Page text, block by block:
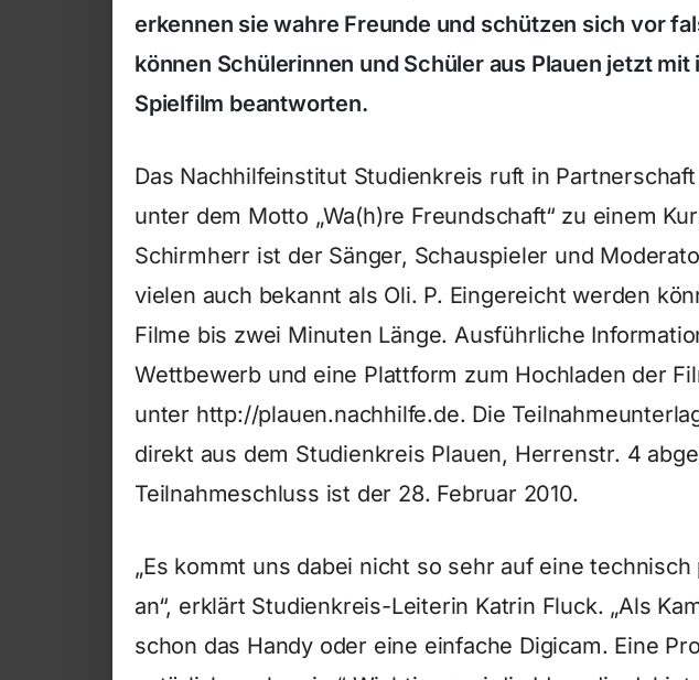
erkennen sie wahre Freunde und schützen sich vor
können Schülerinnen und Schüler aus Plauen jetzt
Spielfilm beantworten.
Das Nachhilfeinstitut Studienkreis ruft in
unter dem Motto „Wa(h)re Freundschaft“ zu einem
Schirmherr ist der Sänger, Schauspieler und
vielen auch bekannt als Oli. P. Eingereicht werden
Filme bis zwei Minuten Länge. Ausführliche
Wettbewerb und eine Plattform zum Hochladen der
unter http://plauen.nachhilfe.de. Die
direkt aus dem Studienkreis Plauen, Herrenstr. 4
Teilnahmeschluss ist der 28. Februar 2010.
„Es kommt uns dabei nicht so sehr auf eine
an“, erklärt Studienkreis-Leiterin Katrin Fluck. „Als
schon das Handy oder eine einfache Digicam. Eine